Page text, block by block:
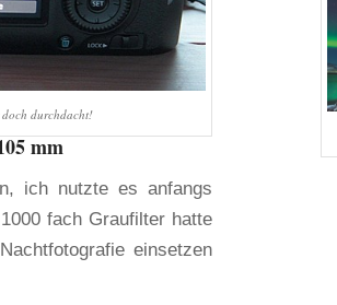
durchdacht!
mm
ich nutzte es anfangs
fach Graufilter hatte
einsetzen